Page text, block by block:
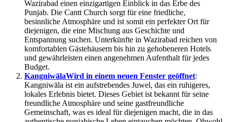
Wazirabad einen einzigartigen Einblick in das Erbe des
Punjab. Die Cantt Church sorgt für eine friedliche,
besinnliche Atmosphäre und ist somit ein perfekter Ort für
diejenigen, die eine Mischung aus Geschichte und
Entspannung suchen. Unterkünfte in Wazirabad reichen von
komfortablen Gästehäusern bis hin zu gehobeneren Hotels
und gewährleisten einen angenehmen Aufenthalt für jedes
Budget.
KangniwālaWird in einem neuen Fenster geöffnet:
Kangniwāla ist ein aufstrebendes Juwel, das ein ruhigeres,
lokales Erlebnis bietet. Dieses Gebiet ist bekannt für seine
freundliche Atmosphäre und seine gastfreundliche
Gemeinschaft, was es ideal für diejenigen macht, die in das